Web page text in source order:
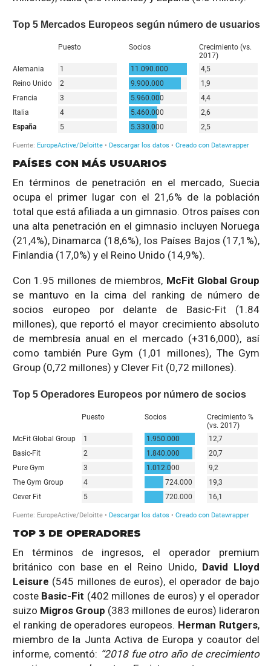
PAÍSES CON MÁS USUARIOS
En términos de penetración en el mercado, Suecia
ocupa el primer lugar con el 21,6% de la población
total que está afiliada a un gimnasio. Otros países con
una alta penetración en el gimnasio incluyen Noruega
(21,4%), Dinamarca (18,6%), los Países Bajos (17,1%),
Finlandia (17,0%) y el Reino Unido (14,9%).
Con 1.95 millones de miembros, McFit Global Group
se mantuvo en la cima del ranking de número de
socios europeo por delante de Basic-Fit (1.84
millones), que reportó el mayor crecimiento absoluto
de membresía anual en el mercado (+316,000), así
como también Pure Gym (1,01 millones), The Gym
Group (0,72 millones) y Clever Fit (0,72 millones).
TOP 3 DE OPERADORES
En términos de ingresos, el operador premium
británico con base en el Reino Unido, David Lloyd
Leisure (545 millones de euros), el operador de bajo
coste Basic-Fit (402 millones de euros) y el operador
suizo Migros Group (383 millones de euros) lideraron
el ranking de operadores europeos. Herman Rutgers,
miembro de la Junta Activa de Europa y coautor del
informe, comentó: “2018 fue otro año de crecimiento